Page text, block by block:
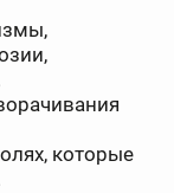
которые